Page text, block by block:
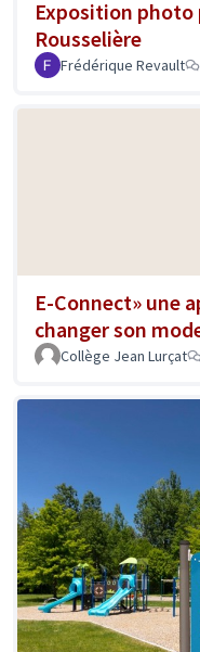
Exposition photo
Rousselière
Frédérique Revault
E-Connect» une
changer son
Collège Jean Lurçat